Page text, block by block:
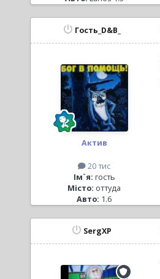
Гость_D&B_
Актив
20 тис
Ім`я: гость
Місто: оттуда
Авто: 1.6
SergXP